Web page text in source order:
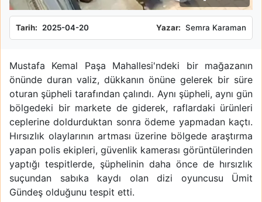
Tarih: 2025-04-20 Yazar: Semra Karaman
Mustafa Kemal Paşa Mahallesi'ndeki bir mağazanın
önünde duran valiz, dükkanın önüne gelerek bir süre
oturan şüpheli tarafından çalındı. Aynı şüpheli, aynı gün
bölgedeki bir markete de giderek, raflardaki ürünleri
ceplerine doldurduktan sonra ödeme yapmadan kaçtı.
Hırsızlık olaylarının artması üzerine bölgede araştırma
yapan polis ekipleri, güvenlik kamerası görüntülerinden
yaptığı tespitlerde, şüphelinin daha önce de hırsızlık
suçundan sabıka kaydı olan dizi oyuncusu Ümit
Gündeş olduğunu tespit etti.